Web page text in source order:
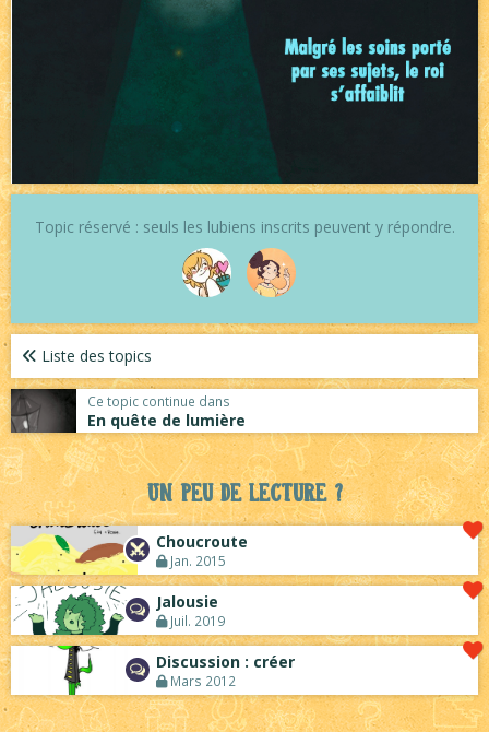
Topic réservé : seuls les lubiens inscrits peuvent y répondre.
Liste des topics
Ce topic continue dans
En quête de lumière
Un peu de lecture ?
Choucroute
Jan. 2015
Jalousie
Juil. 2019
Discussion : créer
Mars 2012